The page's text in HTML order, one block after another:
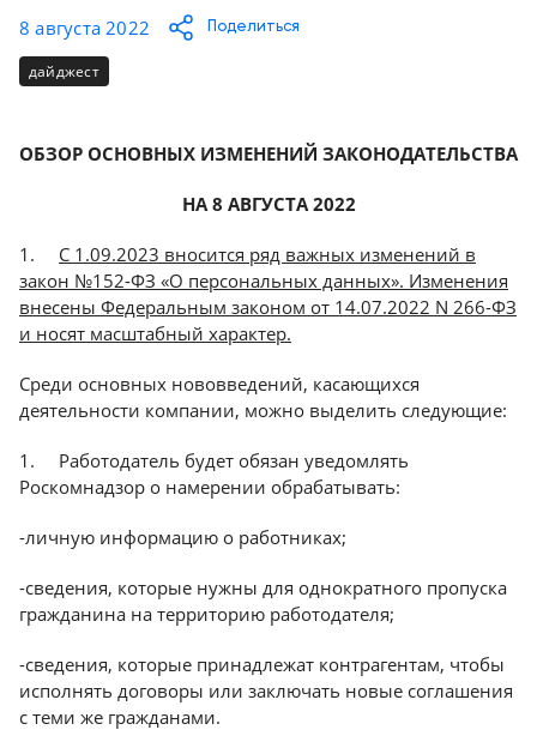
Trade-
in
Демозалы
оплата
Отзывы
о
товарах
Контакты
(800)
500-
8 августа 2022 Поделиться
дайджест
ОБЗОР ОСНОВНЫХ ИЗМЕНЕНИЙ ЗАКОНОДАТЕЛЬСТВА
НА 8 АВГУСТА 2022
1. С 1.09.2023 вносится ряд важных изменений в
закон №152-ФЗ «О персональных данных». Изменения
внесены Федеральным законом от 14.07.2022 N 266-ФЗ
и носят масштабный характер.
Среди основных нововведений, касающихся
деятельности компании, можно выделить следующие:
1. Работодатель будет обязан уведомлять
Роскомнадзор о намерении обрабатывать:
-личную информацию о работниках;
-сведения, которые нужны для однократного пропуска
гражданина на территорию работодателя;
-сведения, которые принадлежат контрагентам, чтобы
исполнять договоры или заключать новые соглашения
с теми же гражданами.